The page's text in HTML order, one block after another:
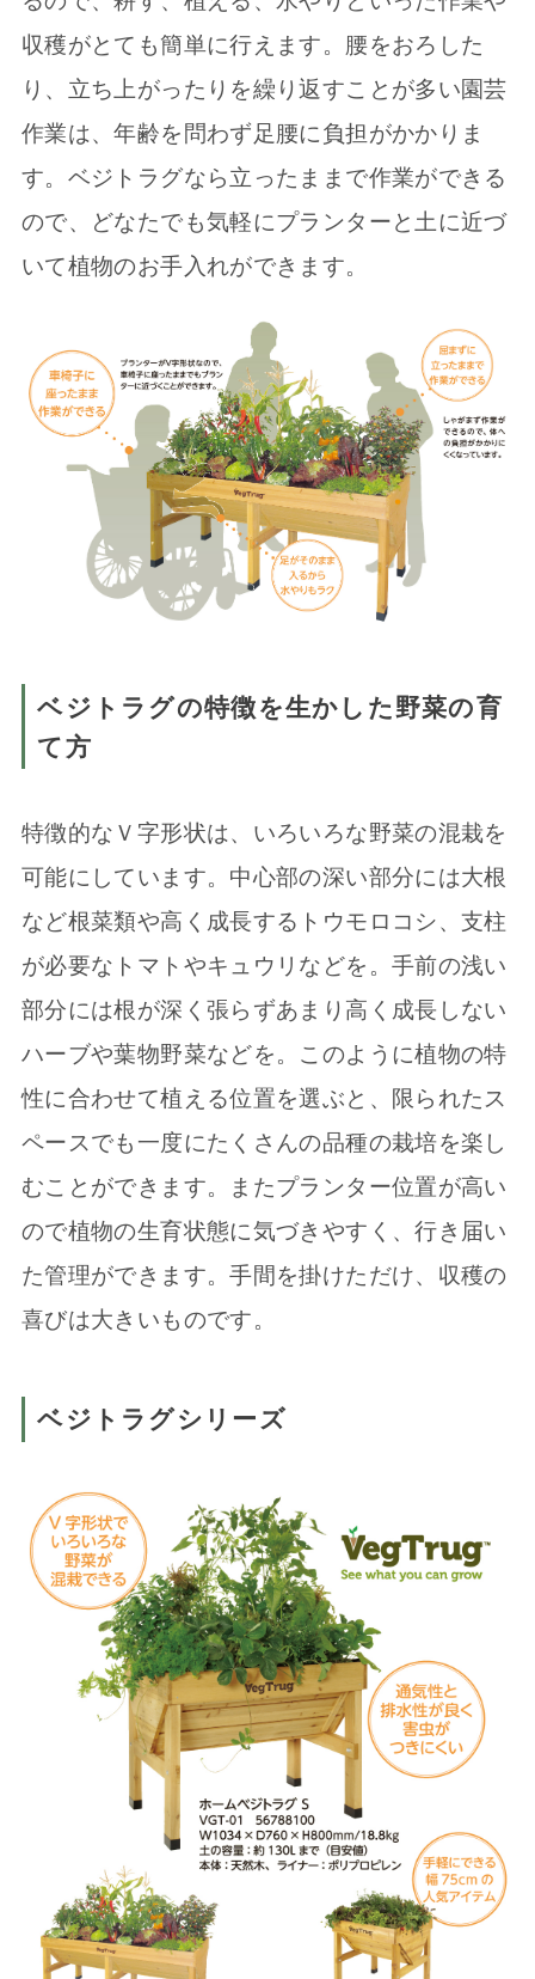
収穫がとても簡単に行えます。腰をおろした
り、立ち上がったりを繰り返すことが多い園芸
作業は、年齢を問わず足腰に負担がかかりま
す。ベジトラグなら立ったままで作業ができる
ので、どなたでも気軽にプランターと土に近づ
いて植物のお手入れができます。
ベジトラグの特徴を生かした野菜の育
て方
特徴的なＶ字形状は、いろいろな野菜の混栽を
可能にしています。中心部の深い部分には大根
など根菜類や高く成長するトウモロコシ、支柱
が必要なトマトやキュウリなどを。手前の浅い
部分には根が深く張らずあまり高く成長しない
ハーブや葉物野菜などを。このように植物の特
性に合わせて植える位置を選ぶと、限られたス
ペースでも一度にたくさんの品種の栽培を楽し
むことができます。またプランター位置が高い
ので植物の生育状態に気づきやすく、行き届い
た管理ができます。手間を掛けただけ、収穫の
喜びは大きいものです。
ベジトラグシリーズ